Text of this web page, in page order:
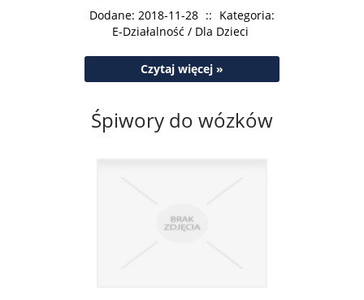
Dodane: 2018-11-28 :: Kategoria:
E-Działalność / Dla Dzieci
Czytaj więcej »
Śpiwory do wózków